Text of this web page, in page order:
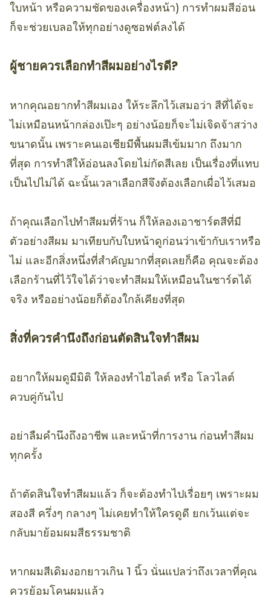
ใบหน้า หรือความชัดของเครื่องหน้า) การทำผมสีอ่อน
ก็จะช่วยเบลอให้ทุกอย่างดูซอฟต์ลงได้
ผู้ชายควรเลือกทำสีผมอย่างไรดี?
หากคุณอยากทำสีผมเอง ให้ระลึกไว้เสมอว่า สีที่ได้จะ
ไม่เหมือนหน้ากล่องเป๊ะๆ อย่างน้อยก็จะไม่เจิดจ้าสว่าง
ขนาดนั้น เพราะคนเอเชียมีพื้นผมสีเข้มมาก ถึงมาก
ที่สุด การทำสีให้อ่อนลงโดยไม่กัดสีเลย เป็นเรื่องที่แทบ
เป็นไปไม่ได้ ฉะนั้นเวลาเลือกสีจึงต้องเลือกเผื่อไว้เสมอ
ถ้าคุณเลือกไปทำสีผมที่ร้าน ก็ให้ลองเอาชาร์ตสีที่มี
ตัวอย่างสีผม มาเทียบกับใบหน้าดูก่อนว่าเข้ากับเราหรือ
ไม่ และอีกสิ่งหนึ่งที่สำคัญมากที่สุดเลยก็คือ คุณจะต้อง
เลือกร้านที่ไว้ใจได้ว่าจะทำสีผมให้เหมือนในชาร์ตได้
จริง หรืออย่างน้อยก็ต้องใกล้เคียงที่สุด
สิ่งที่ควรคำนึงถึงก่อนตัดสินใจทำสีผม
อยากให้ผมดูมีมิติ ให้ลองทำไฮไลต์ หรือ โลวไลต์
ควบคู่กันไป
อย่าลืมคำนึงถึงอาชีพ และหน้าที่การงาน ก่อนทำสีผม
ทุกครั้ง
ถ้าตัดสินใจทำสีผมแล้ว ก็จะต้องทำไปเรื่อยๆ เพราะผม
สองสี ครึ่งๆ กลางๆ ไม่เคยทำให้ใครดูดี ยกเว้นแต่จะ
กลับมาย้อมผมสีธรรมชาติ
หากผมสีเดิมงอกยาวเกิน 1 นิ้ว นั่นแปลว่าถึงเวลาที่คุณ
ควรย้อมโคนผมแล้ว